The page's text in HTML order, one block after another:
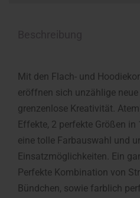
Mit den Flach- und
eröffnen sich unzählige
grenzenlose Kreativität.
Effekte, 2 perfekte Größen
eine tolle Farbauswahl und
Einsatzmöglichkeiten. Ein
Perfekte Kombination von
Bündchen, sowie farblich